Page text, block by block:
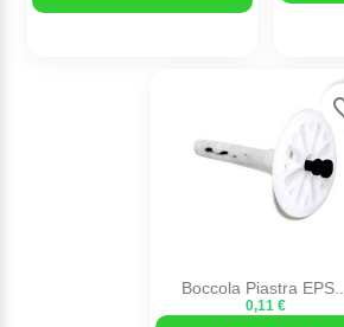
Boccola Piastra
0,11 €